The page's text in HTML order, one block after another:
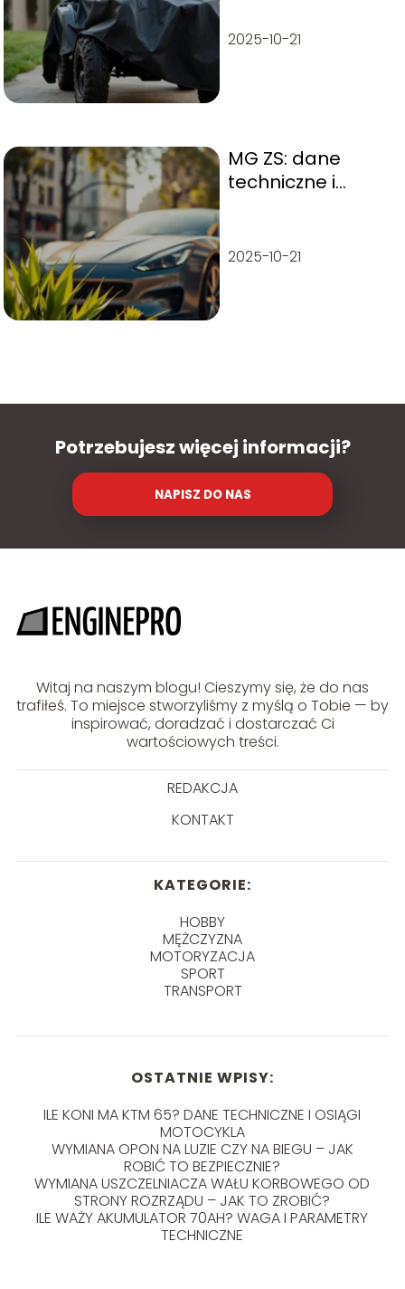
2025-10-21
MG ZS: dane
techniczne i
2025-10-21
Potrzebujesz więcej informacji?
NAPISZ DO NAS
Witaj na naszym blogu! Cieszymy się, że do nas
trafiłeś. To miejsce stworzyliśmy z myślą o Tobie — by
inspirować, doradzać i dostarczać Ci
wartościowych treści.
REDAKCJA
KONTAKT
KATEGORIE:
HOBBY
MĘŻCZYZNA
MOTORYZACJA
SPORT
TRANSPORT
OSTATNIE WPISY:
ILE KONI MA KTM 65? DANE TECHNICZNE I OSIĄGI
MOTOCYKLA
WYMIANA OPON NA LUZIE CZY NA BIEGU – JAK
ROBIĆ TO BEZPIECZNIE?
WYMIANA USZCZELNIACZA WAŁU KORBOWEGO OD
STRONY ROZRZĄDU – JAK TO ZROBIĆ?
ILE WAŻY AKUMULATOR 70AH? WAGA I PARAMETRY
TECHNICZNE